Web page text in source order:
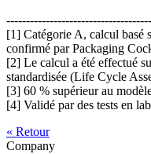
[1] Catégorie A, calcul basé
confirmé par Packaging
[2] Le calcul a été effectué
standardisée (Life Cycle
[3] 60 % supérieur au
[4] Validé par des tests en
« Retour
Company